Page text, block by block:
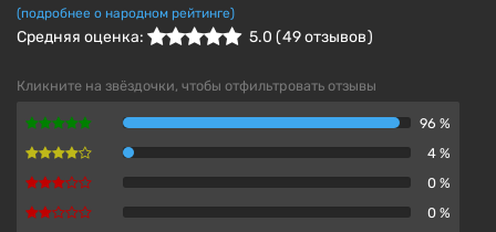
(подробнее о народном рейтинге)
Средняя оценка: 5.0 (49отзывов )
Кликните на звёздочки, чтобы отфильтровать отзывы
96 %
4 %
0 %
0 %